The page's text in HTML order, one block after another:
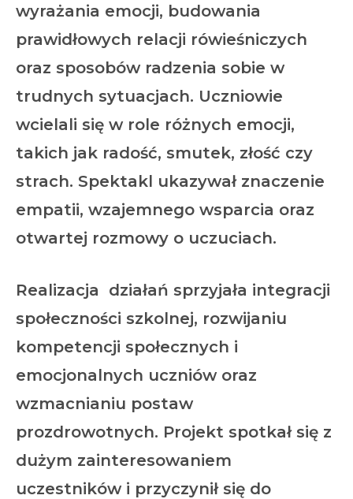
wyrażania emocji, budowania
prawidłowych relacji rówieśniczych
oraz sposobów radzenia sobie w
trudnych sytuacjach. Uczniowie
wcielali się w role różnych emocji,
takich jak radość, smutek, złość czy
strach. Spektakl ukazywał znaczenie
empatii, wzajemnego wsparcia oraz
otwartej rozmowy o uczuciach.
Realizacja działań sprzyjała integracji
społeczności szkolnej, rozwijaniu
kompetencji społecznych i
emocjonalnych uczniów oraz
wzmacnianiu postaw
prozdrowotnych. Projekt spotkał się z
dużym zainteresowaniem
uczestników i przyczynił się do